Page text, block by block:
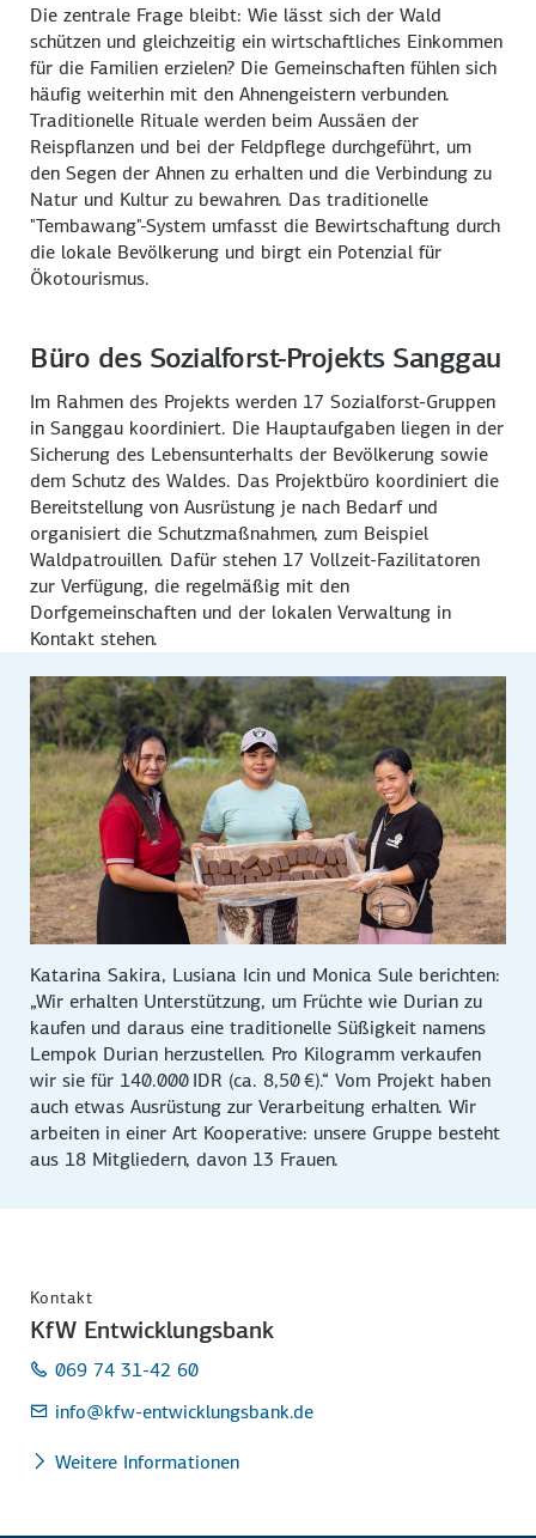
Die zentrale Frage bleibt: Wie lässt sich der Wald
schützen und gleichzeitig ein wirtschaftliches Einkommen
für die Familien erzielen? Die Gemeinschaften fühlen sich
häufig weiterhin mit den Ahnengeistern verbunden.
Traditionelle Rituale werden beim Aussäen der
Reispflanzen und bei der Feldpflege durchgeführt, um
den Segen der Ahnen zu erhalten und die Verbindung zu
Natur und Kultur zu bewahren. Das traditionelle
"Tembawang"-System umfasst die Bewirtschaftung durch
die lokale Bevölkerung und birgt ein Potenzial für
Ökotourismus.
Büro des Sozialforst-Projekts Sanggau
Im Rahmen des Projekts werden 17 Sozialforst-Gruppen
in Sanggau koordiniert. Die Hauptaufgaben liegen in der
Sicherung des Lebensunterhalts der Bevölkerung sowie
dem Schutz des Waldes. Das Projektbüro koordiniert die
Bereitstellung von Ausrüstung je nach Bedarf und
organisiert die Schutzmaßnahmen, zum Beispiel
Waldpatrouillen. Dafür stehen 17 Vollzeit-Fazilitatoren
zur Verfügung, die regelmäßig mit den
Dorfgemeinschaften und der lokalen Verwaltung in
Kontakt stehen.
Katarina Sakira, Lusiana Icin und Monica Sule berichten:
„Wir erhalten Unterstützung, um Früchte wie Durian zu
kaufen und daraus eine traditionelle Süßigkeit namens
Lempok Durian herzustellen. Pro Kilogramm verkaufen
wir sie für 140.000 IDR (ca. 8,50 €).“ Vom Projekt haben
auch etwas Ausrüstung zur Verarbeitung erhalten. Wir
arbeiten in einer Art Kooperative: unsere Gruppe besteht
aus 18 Mitgliedern, davon 13 Frauen.
Kontakt
KfW Entwicklungsbank
069 74 31-42 60
info@kfw-entwicklungsbank.de
Weitere Informationen